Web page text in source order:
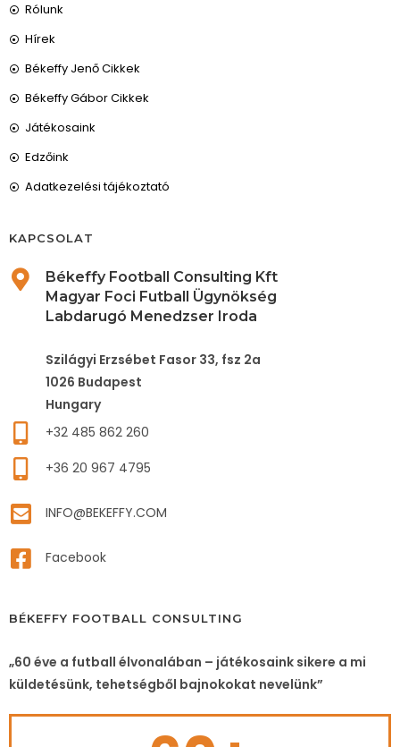
Rólunk
Hírek
Békeffy Jenő Cikkek
Békeffy Gábor Cikkek
Játékosaink
Edzőink
Adatkezelési tájékoztató
KAPCSOLAT
Békeffy Football Consulting Kft
Magyar Foci Futball Ügynökség
Labdarugó Menedzser Iroda
Szilágyi Erzsébet Fasor 33, fsz 2a
1026 Budapest
Hungary
+32 485 862 260
+36 20 967 4795
INFO@BEKEFFY.COM
Facebook
BÉKEFFY FOOTBALL CONSULTING
„60 éve a futball élvonalában – játékosaink sikere a mi
küldetésünk, tehetségből bajnokokat nevelünk”